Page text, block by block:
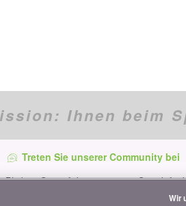
Ihnen beim
Treten Sie unserer Community bei
Bleiben Sie auf dem neuesten Stand,
alle Ratschläge und Tipps zum SparenWir